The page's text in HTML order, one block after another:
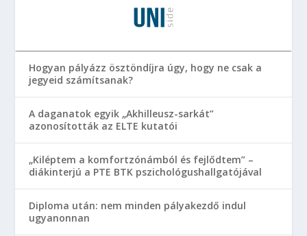
Hogyan pályázz ösztöndíjra úgy, hogy ne csak a
jegyeid számítsanak?
A daganatok egyik „Akhilleusz-sarkát”
azonosították az ELTE kutatói
„Kiléptem a komfortzónámból és fejlődtem” –
diákinterjú a PTE BTK pszichológushallgatójával
Diploma után: nem minden pályakezdő indul
ugyanonnan